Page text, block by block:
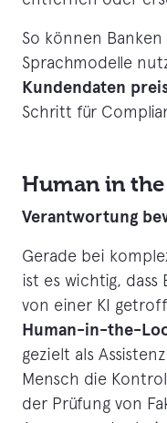
So können
Sprachmodelle
Kundendaten
Schritt für
Human in
Verantwortung
Gerade bei
ist es wichtig,
von einer KI
Human-in-the-
gezielt als
Mensch die
der Prüfung von